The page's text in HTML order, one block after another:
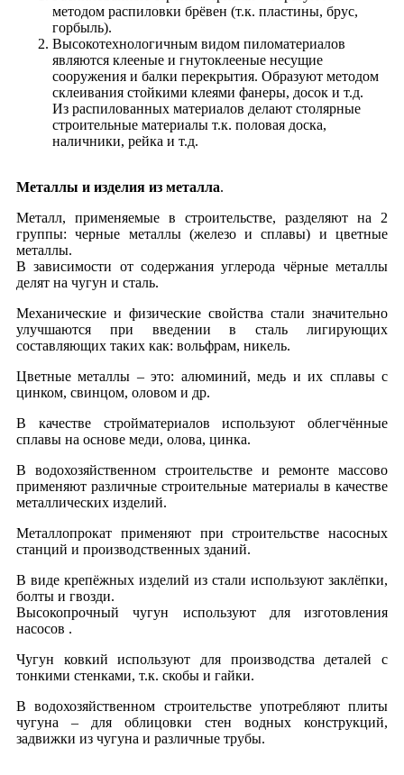
методом распиловки брёвен (т.к. пластины, брус,
горбыль).
Высокотехнологичным видом пиломатериалов
являются клееные и гнутоклееные несущие
сооружения и балки перекрытия. Образуют методом
склеивания стойкими клеями фанеры, досок и т.д.
Из распилованных материалов делают столярные
строительные материалы т.к. половая доска,
наличники, рейка и т.д.
Металлы и изделия из металла.
Металл, применяемые в строительстве, разделяют на 2
группы: черные металлы (железо и сплавы) и цветные
металлы.
В зависимости от содержания углерода чёрные металлы
делят на чугун и сталь.
Механические и физические свойства стали значительно
улучшаются при введении в сталь лигирующих
составляющих таких как: вольфрам, никель.
Цветные металлы – это: алюминий, медь и их сплавы с
цинком, свинцом, оловом и др.
В качестве стройматериалов используют облегчённые
сплавы на основе меди, олова, цинка.
В водохозяйственном строительстве и ремонте массово
применяют различные строительные материалы в качестве
металлических изделий.
Металлопрокат применяют при строительстве насосных
станций и производственных зданий.
В виде крепёжных изделий из стали используют заклёпки,
болты и гвозди.
Высокопрочный чугун используют для изготовления
насосов .
Чугун ковкий используют для производства деталей с
тонкими стенками, т.к. скобы и гайки.
В водохозяйственном строительстве употребляют плиты
чугуна – для облицовки стен водных конструкций,
задвижки из чугуна и различные трубы.